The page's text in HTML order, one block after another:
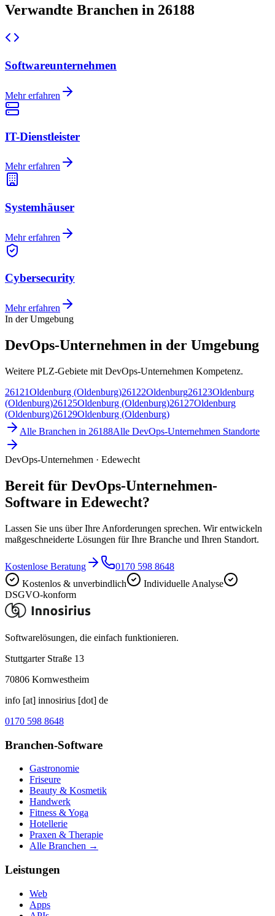
Verwandte Branchen in 26188
Softwareunternehmen
Mehr erfahren
IT-Dienstleister
Mehr erfahren
Systemhäuser
Mehr erfahren
Cybersecurity
Mehr erfahren
In der Umgebung
DevOps-Unternehmen in der Umgebung
Weitere PLZ-Gebiete mit DevOps-Unternehmen Kompetenz.
26121Oldenburg (Oldenburg)26122Oldenburg26123Oldenburg
(Oldenburg)26125Oldenburg (Oldenburg)26127Oldenburg
(Oldenburg)26129Oldenburg (Oldenburg)
Alle Branchen in 26188Alle DevOps-Unternehmen Standorte
DevOps-Unternehmen · Edewecht
Bereit für DevOps-Unternehmen-
Software in Edewecht?
Lassen Sie uns über Ihre Anforderungen sprechen. Wir entwickeln
maßgeschneiderte Lösungen für Ihre Branche und Ihren Standort.
Kostenlose Beratung
0170 598 8648
Kostenlos & unverbindlich
Individuelle Analyse
DSGVO-konform
Softwarelösungen, die einfach funktionieren.
Stuttgarter Straße 13
70806 Kornwestheim
info [at] innosirius [dot] de
0170 598 8648
Branchen-Software
Gastronomie
Friseure
Beauty & Kosmetik
Handwerk
Fitness & Yoga
Hotellerie
Praxen & Therapie
Alle Branchen →
Leistungen
Web
Apps